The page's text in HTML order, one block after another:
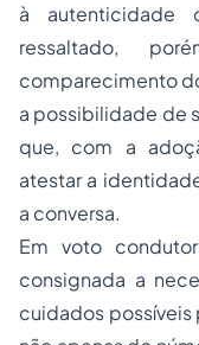
à autenticidade
ressaltado,
comparecimento
a possibilidade de
que, com a
atestar a
a conversa.
Em voto
consignada a
cuidados